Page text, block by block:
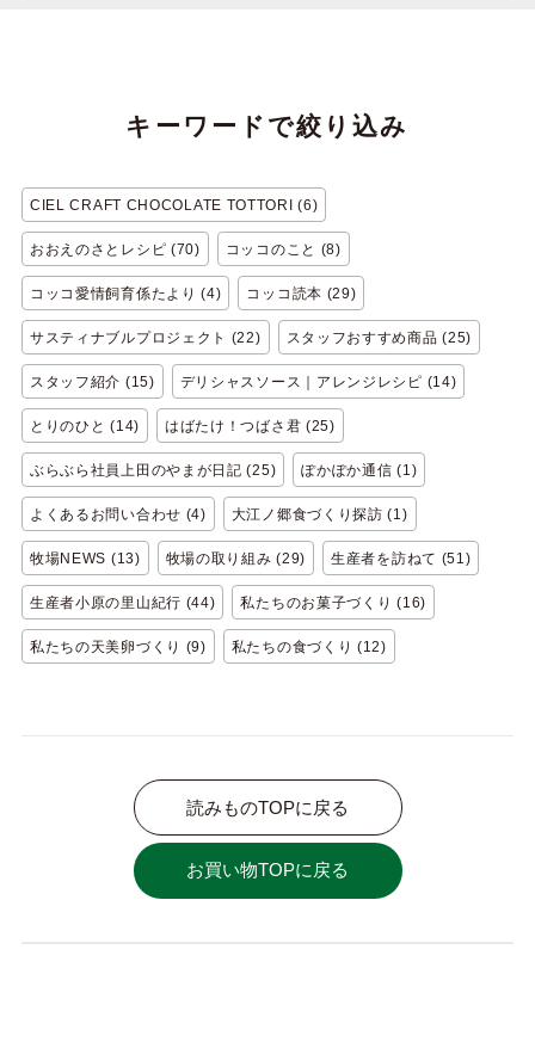
キーワードで絞り込み
CIEL CRAFT CHOCOLATE TOTTORI (6)
おおえのさとレシピ (70) コッコのこと (8)
コッコ愛情飼育係たより (4) コッコ読本 (29)
サスティナブルプロジェクト (22) スタッフおすすめ商品 (25)
スタッフ紹介 (15) デリシャスソース｜アレンジレシピ (14)
とりのひと (14) はばたけ！つばさ君 (25)
ぶらぶら社員上田のやまが日記 (25) ぽかぽか通信 (1)
よくあるお問い合わせ (4) 大江ノ郷食づくり探訪 (1)
牧場NEWS (13) 牧場の取り組み (29) 生産者を訪ねて (51)
生産者小原の里山紀行 (44) 私たちのお菓子づくり (16)
私たちの天美卵づくり (9) 私たちの食づくり (12)
読みものTOPに戻る
お買い物TOPに戻る